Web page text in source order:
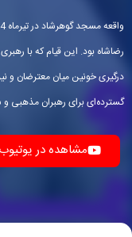
رضاشاه بود. این قیام که با
درگیری خونین میان معترضان و
گسترده‌ای برای رهبران مذهبی
مشاهده در یوتیوب